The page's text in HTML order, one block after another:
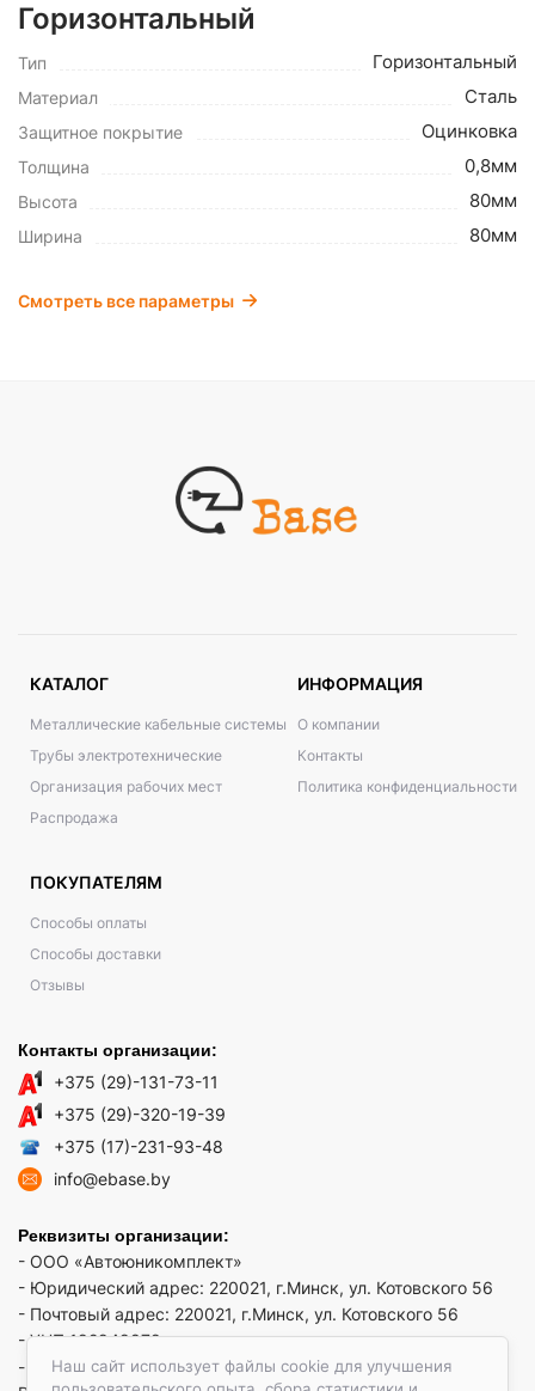
Наш сайт использует файлы cookie для улучшения
Горизонтальный
Тип Горизонтальный
Материал Сталь
Защитное покрытие Оцинковка
Толщина 0,8мм
Высота 80мм
Ширина 80мм
Смотреть все параметры
КАТАЛОГ
Металлические кабельные системы
Трубы электротехнические
Организация рабочих мест
Распродажа
ИНФОРМАЦИЯ
О компании
Контакты
Политика конфиденциальности
ПОКУПАТЕЛЯМ
Способы оплаты
Способы доставки
Отзывы
Контакты организации:
+375 (29)-131-73-11
+375 (29)-320-19-39
+375 (17)-231-93-48
info@ebase.by
Реквизиты организации:
- ООО «Автоюникомплект»
- Юридический адрес: 220021, г.Минск, ул. Котовского 56
- Почтовый адрес: 220021, г.Минск, ул. Котовского 56
- УНП 192949879
- р/сч BY52 REDJ 3012 1009 3553 3010 0933 в ЗАО "Банк